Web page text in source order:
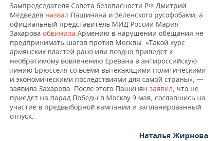
Зампредседателя Совета безопасности РФ Дмитрий
Медведев назвал Пашиняна и Зеленского русофобами, а
официальный представитель МИД России Мария
Захарова обвинила Армению в нарушении обещания не
предпринимать шагов против Москвы. «Такой курс
армянских властей рано или поздно приведет к
необратимому вовлечению Еревана в антироссийскую
линию Брюсселя со всеми вытекающими политическими
и экономическими последствиями для самой страны», —
заявила Захарова. После этого Пашинян заявил, что не
приедет на парад Победы в Москву 9 мая, сославшись на
участие в предвыборной кампании и запланированный
отпуск.
Наталья Жирнова